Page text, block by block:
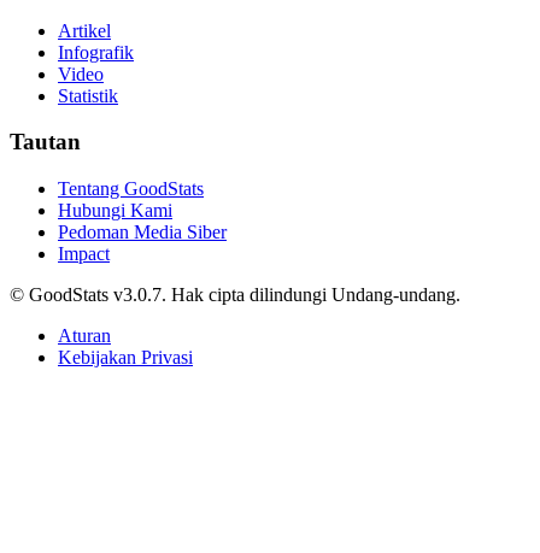
Artikel
Infografik
Video
Statistik
Tautan
Tentang GoodStats
Hubungi Kami
Pedoman Media Siber
Impact
© GoodStats v3.0.7. Hak cipta dilindungi Undang-undang.
Aturan
Kebijakan Privasi